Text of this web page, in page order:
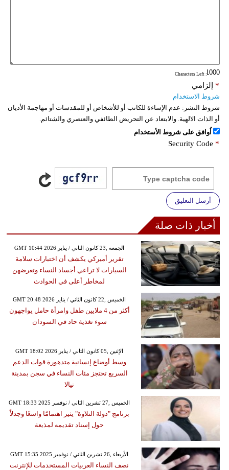
: Characters Left
إلزامي *
شروط الاستخدام
شروط النشر: عدم الإساءة للكاتب أو للأشخاص أو للمقدسات أو مهاجمة الأديان
أو الذات الالهية. والابتعاد عن التحريض الطائفي والعنصري والشتائم.
اُوافق على شروط الأستخدام
Security Code *
أرسل التعليق
أخبار ذات صلة
GMT 10:44 2026 الجمعة ,23 كانون الثاني / يناير
تقرير أميركي يكشف أن اختبارات سلامة
السيارات لا تراعي أجساد النساء وتعرضهن
لمخاطر أعلى في الحوادث
GMT 20:48 2026 الخميس ,22 كانون الثاني / يناير
أكثر من 4 ملايين طفل وامرأة حامل يواجهون
سوء تغذية حاد في السودان
GMT 18:02 2026 الإثنين ,05 كانون الثاني / يناير
وسط أوضاع إنسانية متدهورة قوات الدعم
السريع تحتجز مئات النساء في سجن بمدينة
نيالا
GMT 18:33 2025 الخميس ,27 تشرين الثاني / نوفمبر
برنامج "دولة التلاوة" يثير اهتمامًا واسعًا وجدلاً
حول إسناد تقديمه لمذيعة
GMT 15:35 2025 الأربعاء ,26 تشرين الثاني / نوفمبر
نصف النساء العربيات المستخدمات للإنترنت